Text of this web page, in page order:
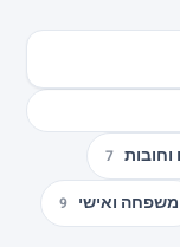
7
משפחה ואישי 9